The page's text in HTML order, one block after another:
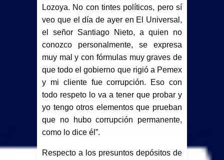
Lozoya. No con tintes políticos, pero sí
veo que el día de ayer en El Universal,
el señor Santiago Nieto, a quien no
conozco personalmente, se expresa
muy mal y con fórmulas muy graves de
que todo el gobierno que rigió a Pemex
y mi cliente fue corrupción. Eso con
todo respeto lo va a tener que probar y
yo tengo otros elementos que prueban
que no hubo corrupción permanente,
como lo dice él”.
Respecto a los presuntos depósitos de